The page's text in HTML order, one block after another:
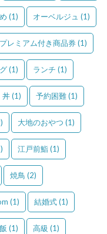
(1) オーベルジュ (1)
プレミアム付き商品券(1)
(1) ランチ (1)
丼(1) 予約困難(1)
大地のおやつ (1)
江戸前鮨(1)
焼鳥 (2)
(1) 結婚式(1)
(1) 高級 (1)